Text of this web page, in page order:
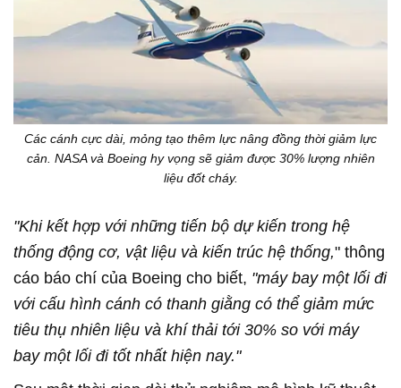
Các cánh cực dài, mỏng tạo thêm lực nâng đồng thời giảm lực
cản. NASA và Boeing hy vọng sẽ giảm được 30% lượng nhiên
liệu đốt cháy.
"Khi kết hợp với những tiến bộ dự kiến trong hệ
thống động cơ, vật liệu và kiến trúc hệ thống," thông
cáo báo chí của Boeing cho biết, "máy bay một lối đi
với cấu hình cánh có thanh giằng có thể giảm mức
tiêu thụ nhiên liệu và khí thải tới 30% so với máy
bay một lối đi tốt nhất hiện nay."